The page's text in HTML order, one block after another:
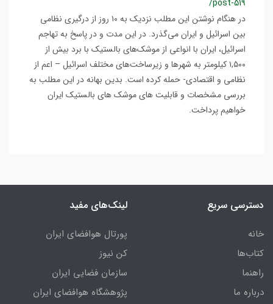
/post-519
در هنگام نوشتن این مطلب نزدیک به ۱۰ روز از درگیری نظامی
بین اسرائیل و ایران می‌گذرد. در این مدت و در پاسخ به تهاجم
اسرائیل، ایران با انواعی از موشک‌های بالستیک با برد بیش از
۱,۵۰۰ کیلومتر به شهرها و زیرساخت‌های مختلف اسرائیل – اعم از
نظامی و اقتصادی- حمله کرده است. بدین بهانه در این مطلب به
بررسی مشخصات و قابلیت های موشک های بالستیک ایران
خواهیم پرداخت.
دسترسی سریع
خانه
کتاب‌ها
راهنما
درباره ما
لینک‌های مفید
پورتال هوافضای ایران
کن نیوز
سازمان فضایی ایران
پژوهشگاه هوافضای ایران